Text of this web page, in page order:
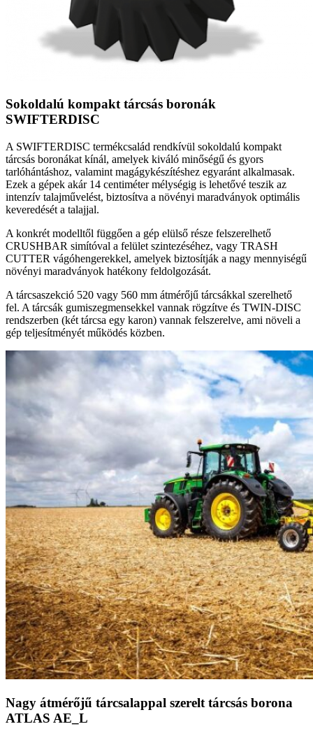
Sokoldalú kompakt tárcsás boronák
SWIFTERDISC
A SWIFTERDISC termékcsalád rendkívül sokoldalú kompakt
tárcsás boronákat kínál, amelyek kiváló minőségű és gyors
tarlóhántáshoz, valamint magágykészítéshez egyaránt alkalmasak.
Ezek a gépek akár 14 centiméter mélységig is lehetővé teszik az
intenzív talajművelést, biztosítva a növényi maradványok optimális
keveredését a talajjal.
A konkrét modelltől függően a gép elülső része felszerelhető
CRUSHBAR simítóval a felület szintezéséhez, vagy TRASH
CUTTER vágóhengerekkel, amelyek biztosítják a nagy mennyiségű
növényi maradványok hatékony feldolgozását.
A tárcsaszekció 520 vagy 560 mm átmérőjű tárcsákkal szerelhető
fel. A tárcsák gumiszegmensekkel vannak rögzítve és TWIN-DISC
rendszerben (két tárcsa egy karon) vannak felszerelve, ami növeli a
gép teljesítményét működés közben.
Nagy átmérőjű tárcsalappal szerelt tárcsás borona
ATLAS AE_L